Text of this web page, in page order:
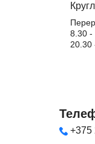
8.30 -
20.30
+375